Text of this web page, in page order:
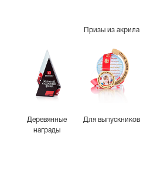
Призы из акрила
Деревянные
награды
Для выпускников